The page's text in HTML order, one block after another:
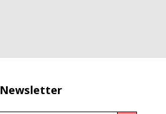
Newsletter